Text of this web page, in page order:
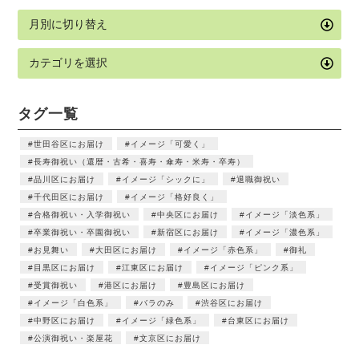
タグ一覧
世田谷区にお届け
イメージ「可愛く」
長寿御祝い（還暦・古希・喜寿・傘寿・米寿・卒寿）
品川区にお届け
イメージ「シックに」
退職御祝い
千代田区にお届け
イメージ「格好良く」
合格御祝い・入学御祝い
中央区にお届け
イメージ「淡色系」
卒業御祝い・卒園御祝い
新宿区にお届け
イメージ「濃色系」
お見舞い
大田区にお届け イメージ「赤色系」
御礼
目黒区にお届け
江東区にお届け
イメージ「ピンク系」
受賞御祝い
港区にお届け
豊島区にお届け
イメージ「白色系」
バラのみ
渋谷区にお届け
中野区にお届け
イメージ「緑色系」
台東区にお届け
公演御祝い・楽屋花
文京区にお届け